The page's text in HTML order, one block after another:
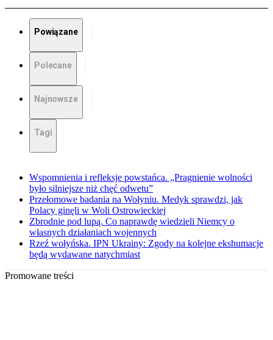
Powiązane
Polecane
Najnowsze
Tagi
Wspomnienia i refleksje powstańca. „Pragnienie wolności
było silniejsze niż chęć odwetu”
Przełomowe badania na Wołyniu. Medyk sprawdzi, jak
Polacy ginęli w Woli Ostrowieckiej
Zbrodnie pod lupą. Co naprawdę wiedzieli Niemcy o
własnych działaniach wojennych
Rzeź wołyńska. IPN Ukrainy: Zgody na kolejne ekshumacje
będą wydawane natychmiast
Promowane treści